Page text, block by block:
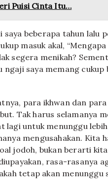
Puisi Cinta Itu…
beberapa tahun lalu
masuk akal,
segera menikah?
ngaji saya memang
para ikhwan dan
Tak harus selamanya
lagi untuk menunggu
mengusahakan. Kita
jodoh, bukan berarti
rasa-rasanya
tetap akan